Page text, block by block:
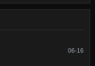
06-16